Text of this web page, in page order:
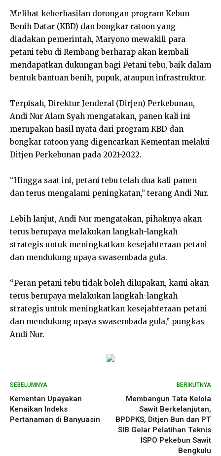
Melihat keberhasilan dorongan program Kebun
Benih Datar (KBD) dan bongkar ratoon yang
diadakan pemerintah, Maryono mewakili para
petani tebu di Rembang berharap akan kembali
mendapatkan dukungan bagi Petani tebu, baik dalam
bentuk bantuan benih, pupuk, ataupun infrastruktur.
Terpisah, Direktur Jenderal (Dirjen) Perkebunan,
Andi Nur Alam Syah mengatakan, panen kali ini
merupakan hasil nyata dari program KBD dan
bongkar ratoon yang digencarkan Kementan melalui
Ditjen Perkebunan pada 2021-2022.
“Hingga saat ini, petani tebu telah dua kali panen
dan terus mengalami peningkatan,” terang Andi Nur.
Lebih lanjut, Andi Nur mengatakan, pihaknya akan
terus berupaya melakukan langkah-langkah
strategis untuk meningkatkan kesejahteraan petani
dan mendukung upaya swasembada gula.
“Peran petani tebu tidak boleh dilupakan, kami akan
terus berupaya melakukan langkah-langkah
strategis untuk meningkatkan kesejahteraan petani
dan mendukung upaya swasembada gula,” pungkas
Andi Nur.
SEBELUMNYA
Kementan Upayakan
Kenaikan Indeks
Pertanaman di Banyuasin
BERIKUTNYA
Membangun Tata Kelola
Sawit Berkelanjutan,
BPDPKS, Ditjen Bun dan PT
SIB Gelar Pelatihan Teknis
ISPO Pekebun Sawit
Bengkulu